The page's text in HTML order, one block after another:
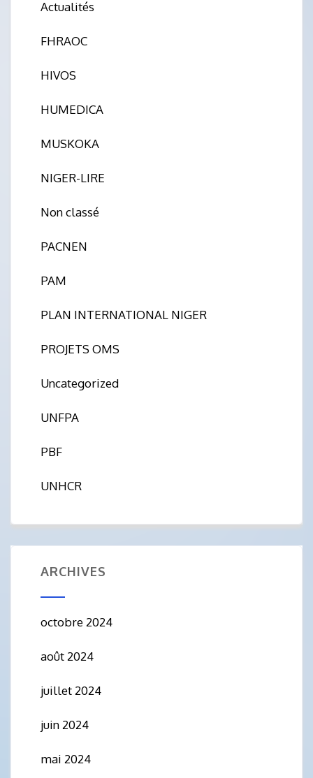
Actualités
FHRAOC
HIVOS
HUMEDICA
MUSKOKA
NIGER-LIRE
Non classé
PACNEN
PAM
PLAN INTERNATIONAL NIGER
PROJETS OMS
Uncategorized
UNFPA
PBF
UNHCR
ARCHIVES
octobre 2024
août 2024
juillet 2024
juin 2024
mai 2024